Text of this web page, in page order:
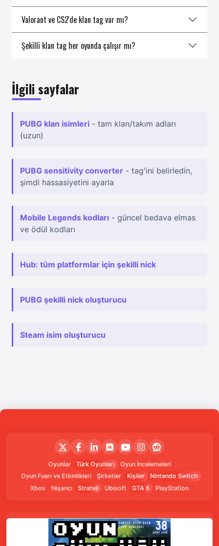
Valorant ve CS2'de klan tag var mı?
Şekilli klan tag her oyunda çalışır mı?
İlgili sayfalar
PUBG klan isimleri - tam klan/takım adları
(uzun)
PUBG sensitivity converter - tag'ini belirledin,
şimdi hassasiyetini ayarla
Mobile Legends kodları - güncel bedava elmas
ve ödül kodları
Hub: tüm platformlar için şekilli nick
PUBG şekilli nick oluşturucu
Steam isim oluşturucu
Oyunlar Türk Oyunları
Oyun İncelemeleri
Oyun Fuarı ve Etkinlikleri
Şirketler Kişiler
Nintendo Switch
Xbox
Nişancı Strateji Ubisoft GTA 6 PlayStation